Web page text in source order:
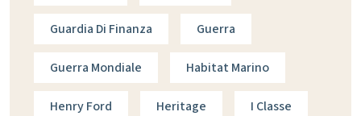
Guardia Di Finanza Guerra
Guerra Mondiale Habitat Marino
Henry Ford Heritage I Classe